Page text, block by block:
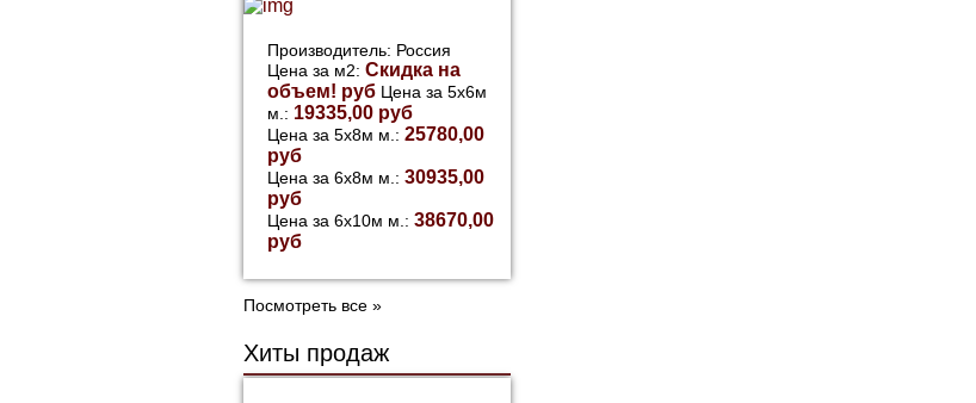
Производитель: Россия
Цена за м2: Скидка на
объем! руб Цена за 5х6м
м.: 19335,00 руб
Цена за 5х8м м.: 25780,00
руб
Цена за 6х8м м.: 30935,00
руб
Цена за 6х10м м.: 38670,00
руб
Посмотреть все »
Хиты продаж